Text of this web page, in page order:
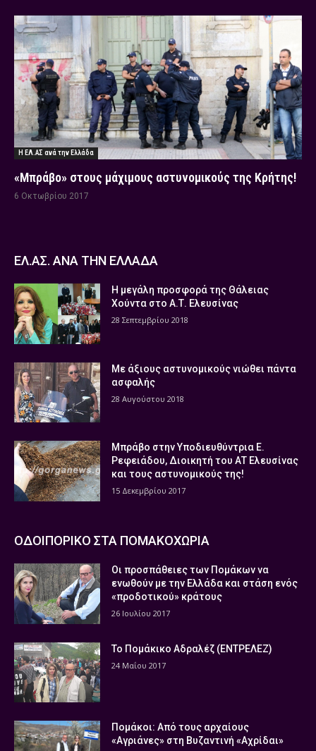
Η ΕΛ.ΑΣ ανά την Ελλάδα
«Μπράβο» στους μάχιμους αστυνομικούς της Κρήτης!
6 Οκτωβρίου 2017
ΕΛ.ΑΣ. ΑΝΑ ΤΗΝ ΕΛΛΑΔΑ
Η μεγάλη προσφορά της Θάλειας
Χούντα στο Α.Τ. Ελευσίνας
28 Σεπτεμβρίου 2018
Με άξιους αστυνομικούς νιώθει πάντα
ασφαλής
28 Αυγούστου 2018
Μπράβο στην Υποδιευθύντρια Ε.
Ρεφειάδου, Διοικητή του ΑΤ Ελευσίνας
και τους αστυνομικούς της!
15 Δεκεμβρίου 2017
ΟΔΟΙΠΟΡΙΚΟ ΣΤΑ ΠΟΜΑΚΟΧΩΡΙΑ
Οι προσπάθειες των Πομάκων να
ενωθούν με την Ελλάδα και στάση ενός
«προδοτικού» κράτους
26 Ιουλίου 2017
Το Πομάκικο Αδραλέζ (ΕΝΤΡΕΛΕΖ)
24 Μαΐου 2017
Πομάκοι: Από τους αρχαίους
«Αγριάνες» στη Βυζαντινή «Αχρίδαι»